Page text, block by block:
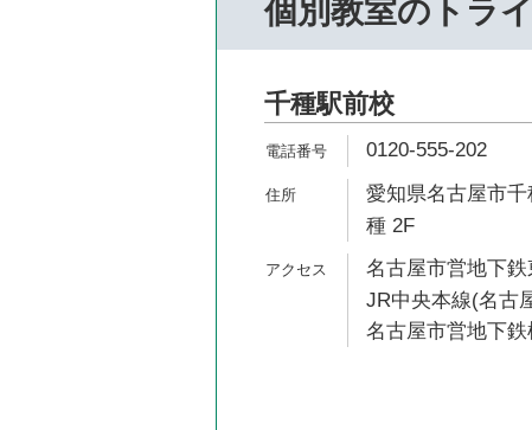
個別教室のトライ
千種駅前校
0120-555-202
愛知県名古屋市
種 2F
名古屋市営地下
JR中央本線(名古
名古屋市営地下